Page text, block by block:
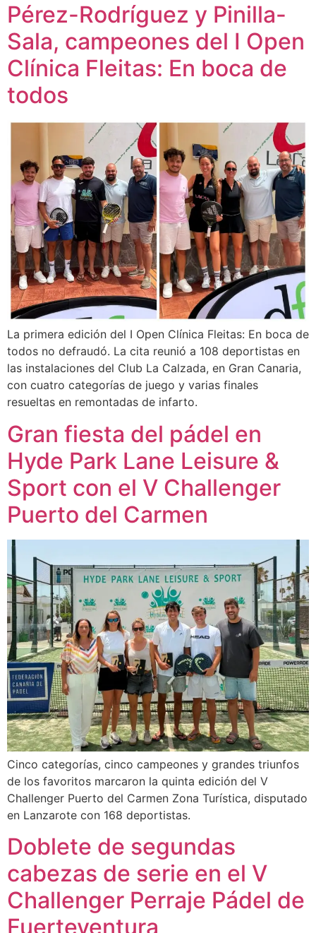
Pérez-Rodríguez y Pinilla-
Sala, campeones del I Open
Clínica Fleitas: En boca de
todos
La primera edición del I Open Clínica Fleitas: En boca de
todos no defraudó. La cita reunió a 108 deportistas en
las instalaciones del Club La Calzada, en Gran Canaria,
con cuatro categorías de juego y varias finales
resueltas en remontadas de infarto.
Gran fiesta del pádel en
Hyde Park Lane Leisure &
Sport con el V Challenger
Puerto del Carmen
Cinco categorías, cinco campeones y grandes triunfos
de los favoritos marcaron la quinta edición del V
Challenger Puerto del Carmen Zona Turística, disputado
en Lanzarote con 168 deportistas.
Doblete de segundas
cabezas de serie en el V
Challenger Perraje Pádel de
Fuerteventura